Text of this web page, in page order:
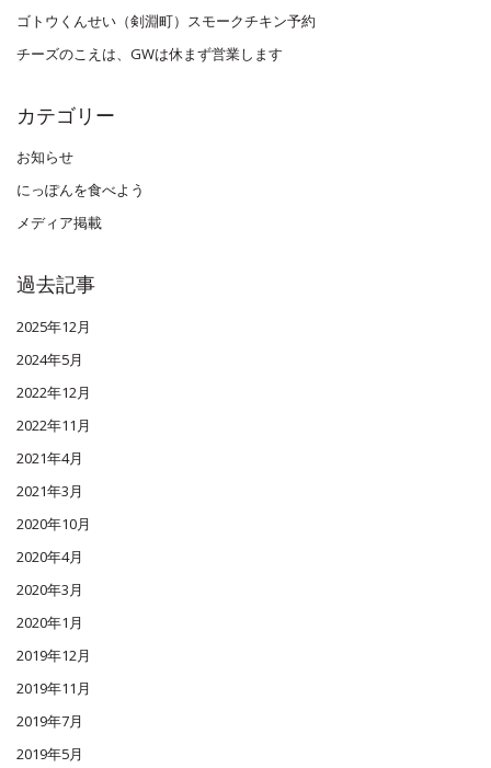
ゴトウくんせい（剣淵町）スモークチキン予約
チーズのこえは、GWは休まず営業します
カテゴリー
お知らせ
にっぽんを食べよう
メディア掲載
過去記事
2025年12月
2024年5月
2022年12月
2022年11月
2021年4月
2021年3月
2020年10月
2020年4月
2020年3月
2020年1月
2019年12月
2019年11月
2019年7月
2019年5月